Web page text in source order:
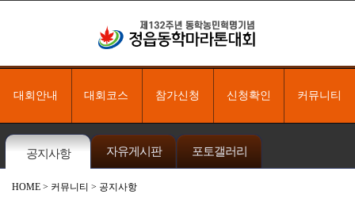
대회안내 대회코스 참가신청 신청확인 커뮤니티
공지사항 자유게시판 포토갤러리
HOME > 커뮤니티 > 공지사항